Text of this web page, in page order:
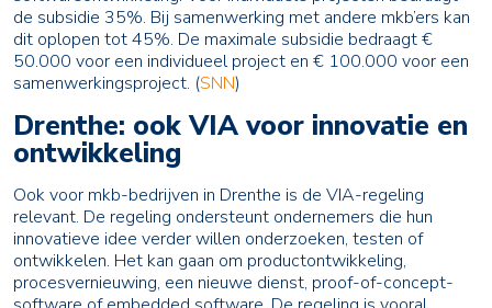
de subsidie 35%. Bij samenwerking met andere mkb’ers kan
dit oplopen tot 45%. De maximale subsidie bedraagt €
50.000 voor een individueel project en € 100.000 voor een
samenwerkingsproject. (SNN)
Drenthe: ook VIA voor innovatie en
ontwikkeling
Ook voor mkb-bedrijven in Drenthe is de VIA-regeling
relevant. De regeling ondersteunt ondernemers die hun
innovatieve idee verder willen onderzoeken, testen of
ontwikkelen. Het kan gaan om productontwikkeling,
procesvernieuwing, een nieuwe dienst, proof-of-concept-